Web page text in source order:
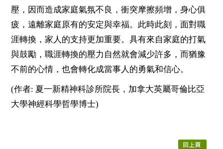
壓，因而造成家庭氣氛不良，衝突摩擦頻增，身心俱
疲，遠離家庭原有的安定與幸福。此時此刻，面對職
涯轉換，家人的支持更加重要。具有來自家庭的打氣
與鼓勵，職涯轉換的壓力自然就會減少許多，而猶豫
不前的心情，也會轉化成當事人的勇氣和信心。
(作者: 夏一新精神科診所院長，加拿大英屬哥倫比亞
大學神經科學哲學博士)